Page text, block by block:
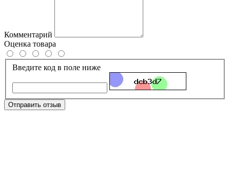
Комментарий
Оценка товара
Введите код в поле ниже
Отправить отзыв